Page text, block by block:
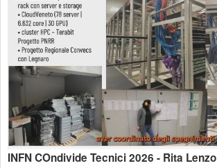
INFN COndivide Tecnici 2026 - Rita Lenzo